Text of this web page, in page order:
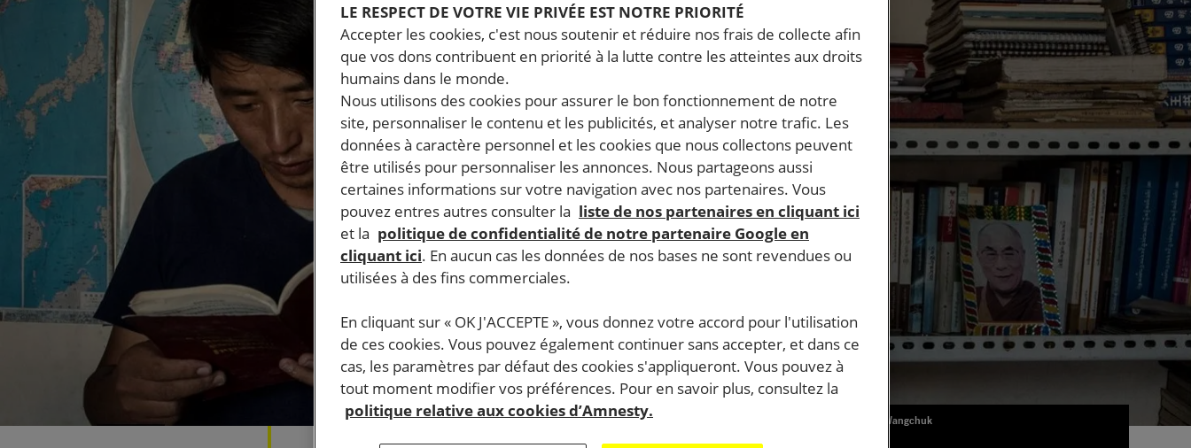
Tashi Wangchuk
LE RESPECT DE VOTRE VIE PRIVÉE EST NOTRE PRIORITÉ
Accepter les cookies, c'est nous soutenir et réduire nos frais de collecte afin
que vos dons contribuent en priorité à la lutte contre les atteintes aux droits
humains dans le monde.
Nous utilisons des cookies pour assurer le bon fonctionnement de notre
site, personnaliser le contenu et les publicités, et analyser notre trafic. Les
données à caractère personnel et les cookies que nous collectons peuvent
être utilisés pour personnaliser les annonces. Nous partageons aussi
certaines informations sur votre navigation avec nos partenaires. Vous
pouvez entres autres consulter la liste de nos partenaires en cliquant ici
et la politique de confidentialité de notre partenaire Google en
cliquant ici. En aucun cas les données de nos bases ne sont revendues ou
utilisées à des fins commerciales.
En cliquant sur « OK J'ACCEPTE », vous donnez votre accord pour l'utilisation
de ces cookies. Vous pouvez également continuer sans accepter, et dans ce
cas, les paramètres par défaut des cookies s'appliqueront. Vous pouvez à
tout moment modifier vos préférences. Pour en savoir plus, consultez la
politique relative aux cookies d’Amnesty.